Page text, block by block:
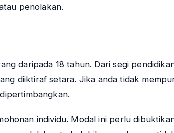
penolakan.
daripada 18 tahun. Dari segi
diiktiraf setara. Jika anda tidak
individu. Modal ini perlu